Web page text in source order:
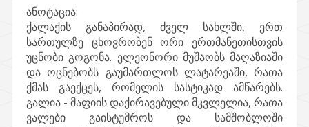
ანოტაცია:
ქალაქის განაპირად, ძველ სახლში, ერთ
სართულზე ცხოვრობენ ორი ერთმანეთისთვის
უცნობი გოგონა. ელეონორი მუშაობს მაღაზიაში
და ოცნებობს გაუმართლოს ლატარეაში, რათა
ქმას გაექცეს, რომელის სასტიკად ამწარებს.
გალია - მაფიის დაქირავებული მკვლელია, რათა
ვალები გაისტუმროს და სამშობლოში